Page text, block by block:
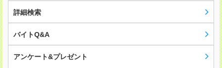
詳細検索
バイトQ&A
アンケート&プレゼント